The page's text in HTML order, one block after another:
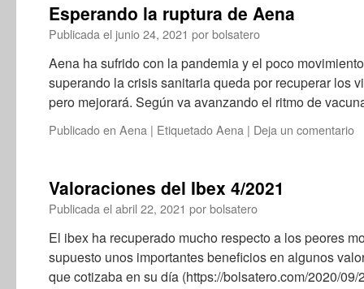
Esperando la ruptura de Aena
Publicada el junio 24, 2021 porbolsatero
Aena ha sufrido con la pandemia y el poco
superando la crisis sanitaria queda por recuperar los
pero mejorará. Según va avanzando el ritmo de
Publicado en Aena | EtiquetadoAena | Deja un comentario
Valoraciones del Ibex 4/2021
Publicada el abril 22, 2021 porbolsatero
El ibex ha recuperado mucho respecto a los peores
supuesto unos importantes beneficios en algunos
que cotizaba en su día (https://bolsatero.com/2020/